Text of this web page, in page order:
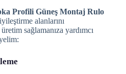
Profili Güneş Montaj Rulo
alanlarını
sağlamanıza yardımcı